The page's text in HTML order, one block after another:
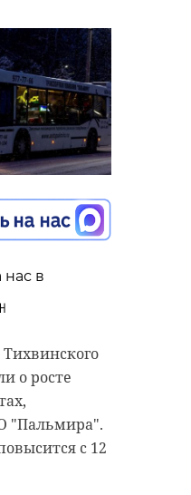
в
о росте
"Пальмира".
с 12
в
с коротким
и без
район
в